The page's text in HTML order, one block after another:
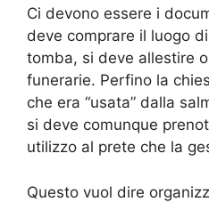
Ci devono essere i
deve comprare il luogo
tomba, si deve allestire
funerarie. Perfino la
che era “usata” dalla
si deve comunque
utilizzo al prete che la
Questo vuol dire